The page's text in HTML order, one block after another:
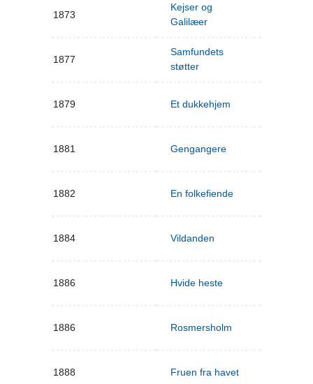
1873
Kejser og
Galilæer
1877
Samfundets
støtter
1879 Et dukkehjem
1881 Gengangere
1882 En folkefiende
1884 Vildanden
1886 Hvide heste
1886 Rosmersholm
1888 Fruen fra havet